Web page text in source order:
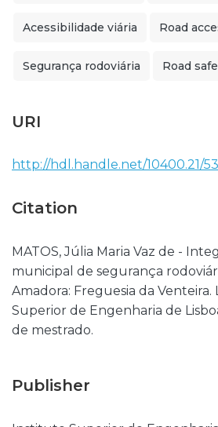
Acessibilidade viária Road
Segurança rodoviária Road
URI
http://hdl.handle.net/10400.21/
Citation
MATOS, Júlia Maria Vaz de -
municipal de segurança
Amadora: Freguesia da Venteira.
Superior de Engenharia de
de mestrado.
Publisher